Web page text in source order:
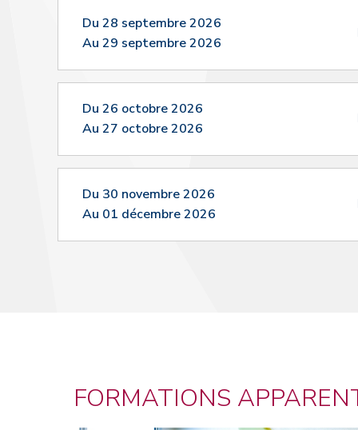
Du 28 septembre 2026
Au 29 septembre 2026
Du 26 octobre 2026
Au 27 octobre 2026
Du 30 novembre 2026
Au 01 décembre 2026
FORMATIONS